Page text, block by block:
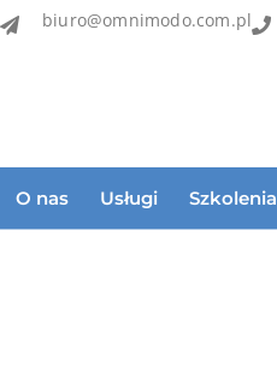
biuro@omnimodo.com.pl
O nas Usługi Szkolenia